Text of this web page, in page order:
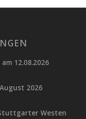
12.08.2026
2026
Westen